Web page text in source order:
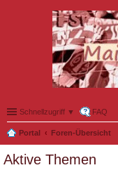
Schnellzugriff ▼ FAQ
Portal Foren-Übersicht
Aktive Themen